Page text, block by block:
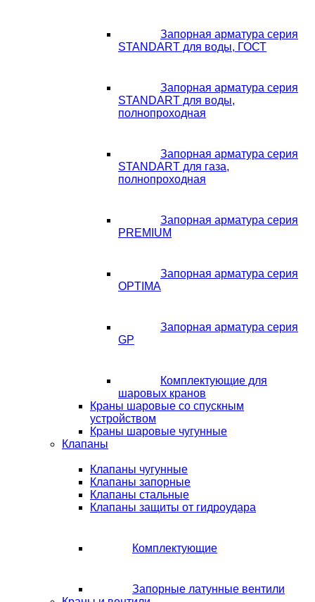
Запорная арматура серия
STANDART для воды, ГОСТ
Запорная арматура серия
STANDART для воды,
полнопроходная
Запорная арматура серия
STANDART для газа,
полнопроходная
Запорная арматура серия
PREMIUM
Запорная арматура серия
OPTIMA
Запорная арматура серия
GP
Комплектующие для
шаровых кранов
Краны шаровые со спускным
устройством
Краны шаровые чугунные
Клапаны
Клапаны чугунные
Клапаны запорные
Клапаны стальные
Клапаны защиты от гидроудара
Комплектующие
Запорные латунные вентили